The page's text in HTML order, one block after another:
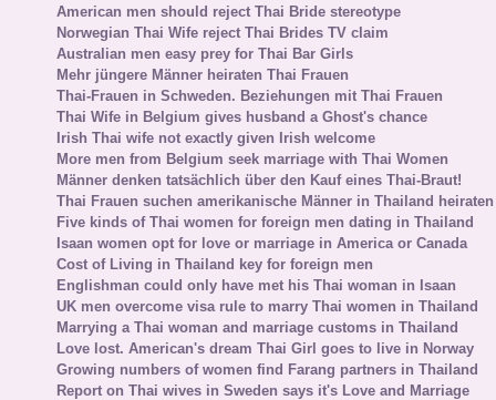
American men should reject Thai Bride stereotype
Norwegian Thai Wife reject Thai Brides TV claim
Australian men easy prey for Thai Bar Girls
Mehr jüngere Männer heiraten Thai Frauen
Thai-Frauen in Schweden. Beziehungen mit Thai Frauen
Thai Wife in Belgium gives husband a Ghost's chance
Irish Thai wife not exactly given Irish welcome
More men from Belgium seek marriage with Thai Women
Männer denken tatsächlich über den Kauf eines Thai-Braut!
Thai Frauen suchen amerikanische Männer in Thailand heiraten
Five kinds of Thai women for foreign men dating in Thailand
Isaan women opt for love or marriage in America or Canada
Cost of Living in Thailand key for foreign men
Englishman could only have met his Thai woman in Isaan
UK men overcome visa rule to marry Thai women in Thailand
Marrying a Thai woman and marriage customs in Thailand
Love lost. American's dream Thai Girl goes to live in Norway
Growing numbers of women find Farang partners in Thailand
Report on Thai wives in Sweden says it's Love and Marriage